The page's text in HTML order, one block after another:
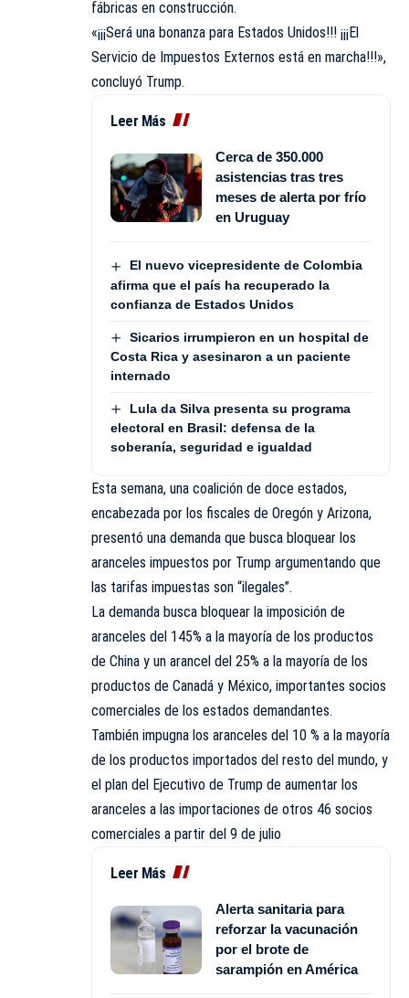
fábricas en construcción.
«¡¡¡Será una bonanza para Estados Unidos!!! ¡¡¡El
Servicio de Impuestos Externos está en marcha!!!»,
concluyó Trump.
Leer Más
Cerca de 350.000
asistencias tras tres
meses de alerta por frío
en Uruguay
El nuevo vicepresidente de Colombia
afirma que el país ha recuperado la
confianza de Estados Unidos
Sicarios irrumpieron en un hospital de
Costa Rica y asesinaron a un paciente
internado
Lula da Silva presenta su programa
electoral en Brasil: defensa de la
soberanía, seguridad e igualdad
Esta semana, una coalición de doce estados,
encabezada por los fiscales de Oregón y Arizona,
presentó una demanda que busca bloquear los
aranceles impuestos por Trump argumentando que
las tarifas impuestas son “ilegales”.
La demanda busca bloquear la imposición de
aranceles del 145% a la mayoría de los productos
de China y un arancel del 25% a la mayoría de los
productos de Canadá y México, importantes socios
comerciales de los estados demandantes.
También impugna los aranceles del 10 % a la mayoría
de los productos importados del resto del mundo, y
el plan del Ejecutivo de Trump de aumentar los
aranceles a las importaciones de otros 46 socios
comerciales a partir del 9 de julio
Leer Más
Alerta sanitaria para
reforzar la vacunación
por el brote de
sarampión en América